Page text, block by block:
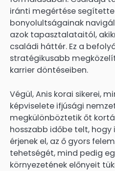
iránti megértése
bonyolultságainak
azok tapasztalataitól,
családi háttér. Ez a
stratégikusabb
karrier döntéseiben.
Végül, Anis korai sikerei,
képviselete ifjúsági
megkülönböztetik őt
hosszabb időbe telt,
érjenek el, az ő gyors
tehetségét, mind pedig
környezetének előnyeit